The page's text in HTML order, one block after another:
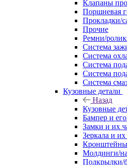
Клапаны
Поршневая
Прокладки/
Прочие
Ремни/
Система
Система
Система
Система
Система
Кузовные детали
Назад
Кузовные
Бампер и
Замки и их
Зеркала и их
Кронштейны
Молдинги/
Подкрылки/